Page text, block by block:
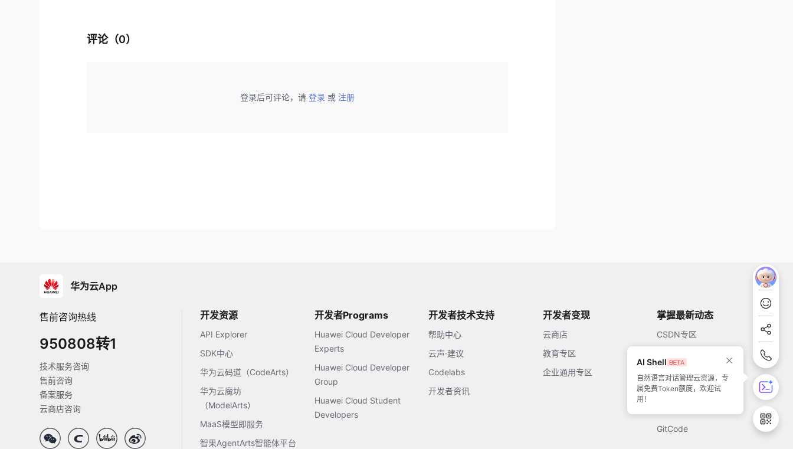
评论（0）
登录后可评论，请 登录 或 注册
AI Shell
自然语言对话管理云资源，专
属免费Token额度，欢迎试
用！
华为云App
售前咨询热线
950808转1
技术服务咨询
售前咨询
备案服务
云商店咨询
开发资源
API Explorer
SDK中心
华为云码道（CodeArts）
华为云魔坊
（ModelArts）
MaaS模型即服务
智果AgentArts智能体平台
开发者Programs
Huawei Cloud Developer
Experts
Huawei Cloud Developer
Group
Huawei Cloud Student
Developers
开发者技术支持
帮助中心
云声·建议
Codelabs
开发者资讯
开发者变现
云商店
教育专区
企业通用专区
掌握最新动态
CSDN专区
开源中国
51CTO
GitCode